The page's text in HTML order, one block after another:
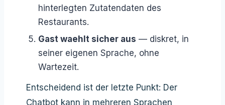
hinterlegten Zutatendaten des
Restaurants.
Gast waehlt sicher aus — diskret, in
seiner eigenen Sprache, ohne
Wartezeit.
Entscheidend ist der letzte Punkt: Der
Chatbot kann in mehreren Sprachen